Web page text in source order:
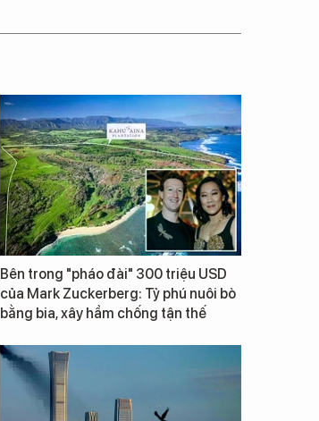
Bên trong "pháo đài" 300 triệu USD
của Mark Zuckerberg: Tỷ phú nuôi bò
bằng bia, xây hầm chống tận thế